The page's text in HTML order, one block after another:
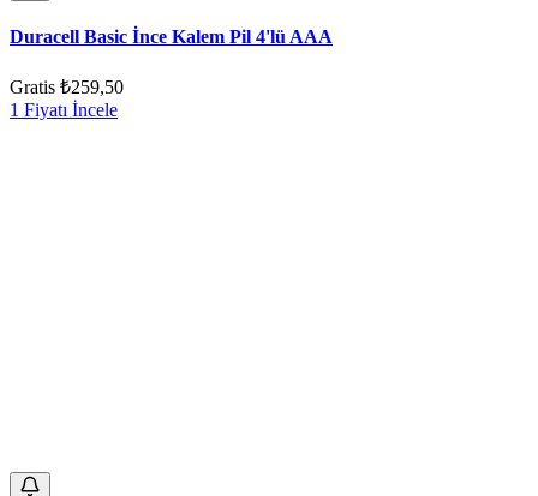
Duracell Basic İnce Kalem Pil 4'lü AAA
Gratis ₺259,50
1 Fiyatı İncele